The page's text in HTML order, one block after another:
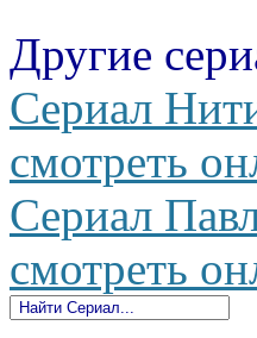
Другие
Сериал
смотреть
Сериал
смотреть